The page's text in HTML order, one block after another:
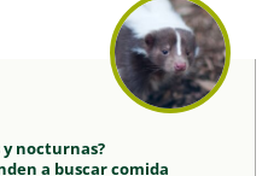
nocturnas?
a buscar comida